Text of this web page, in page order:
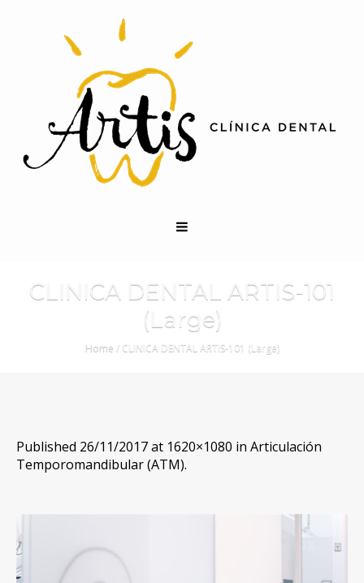
CLINICA DENTAL ARTIS-101
(Large)
Home / CLINICA DENTAL ARTIS-101 (Large)
Published 26/11/2017at 1620×1080 in Articulación
Temporomandibular (ATM).